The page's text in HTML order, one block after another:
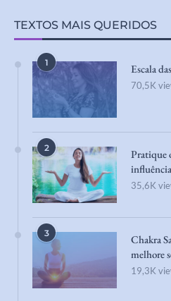
TEXTOS MAIS QUERIDOS
1 Escala
70,5K
2
Pratique
35,6K
3
Chakra
melhore
19,3K